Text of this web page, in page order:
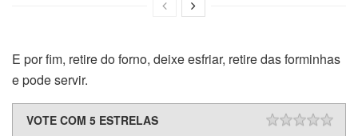
E por fim, retire do forno, deixe esfriar, retire das forminhas
e pode servir.
VOTE COM 5 ESTRELAS